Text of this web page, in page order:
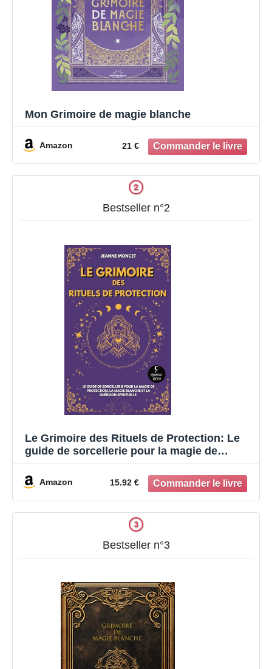
Mon Grimoire de magie blanche
Amazon 21 €
Bestseller n°2
Le Grimoire des Rituels de Protection: Le
guide de sorcellerie pour la magie de
spirituelle
Amazon 15.92 €
Bestseller n°3